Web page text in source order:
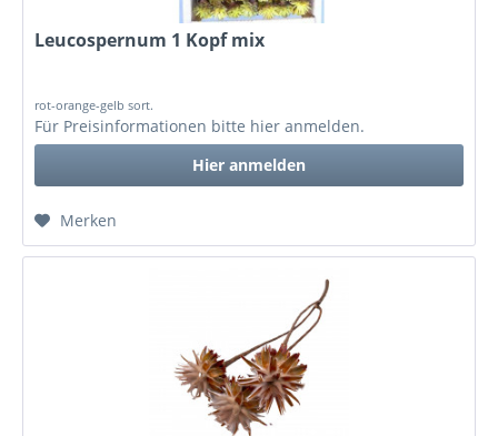
Leucospernum 1 Kopf mix
rot-orange-gelb sort.
Für Preisinformationen bitte hier anmelden.
Hier anmelden
Merken